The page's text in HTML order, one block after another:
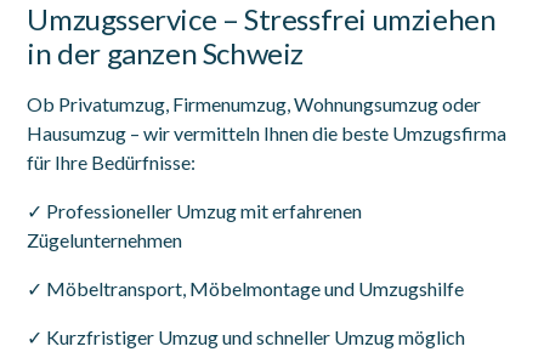
Umzugsservice – Stressfrei umziehen
in der ganzen Schweiz
Ob Privatumzug, Firmenumzug, Wohnungsumzug oder
Hausumzug – wir vermitteln Ihnen die beste Umzugsfirma
für Ihre Bedürfnisse:
✓ Professioneller Umzug mit erfahrenen
Zügelunternehmen
✓ Möbeltransport, Möbelmontage und Umzugshilfe
✓ Kurzfristiger Umzug und schneller Umzug möglich